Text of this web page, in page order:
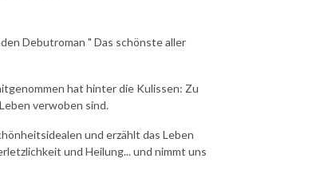
Debutroman " Das schönste aller
hat hinter die Kulissen: Zu
verwoben sind.
und erzählt das Leben
und Heilung... und nimmt uns